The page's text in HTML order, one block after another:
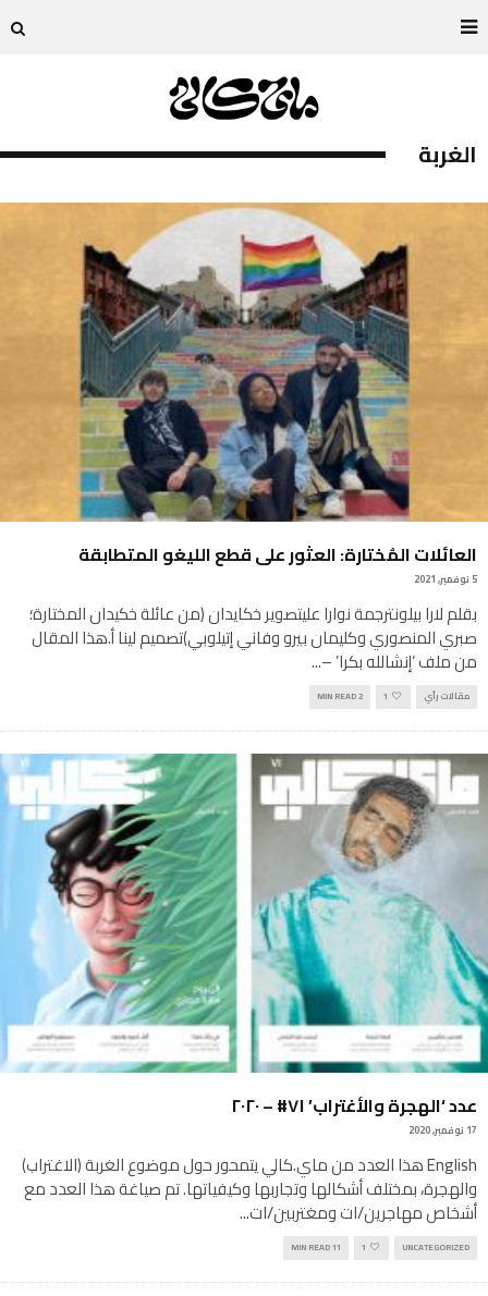
الغربة
العائلات المُختارة: العثور على قطع الليغو المتطابقة
5 نوفمبر, 2021
بقلم لارا بيلونترجمة نوارا عليتصوير خكايدان (من عائلة خكيدان المختارة؛
صبري المنصوري وكليمان بيرو وفاني إتيلوبي)تصميم لينا أ.هذا المقال
من ملف ‘إنشالله بكرا’ –...
مقالات رأي 1
2 MIN READ
عدد ‘الهجرة والأغتراب’ ٧١# – ٢٠٢٠
17 نوفمبر, 2020
English هذا العدد من ماي.كالي يتمحور حول موضوع الغربة (الاغتراب)
والهجرة، بمختلف أشكالها وتجاربها وكيفياتها. تم صياغة هذا العدد مع
أشخاص مهاجرين/ات ومغتربين/ات...
UNCATEGORIZED
1
11 MIN READ